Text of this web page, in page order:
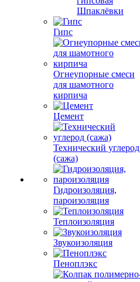
Шпаклёвки
Гипс
Огнеупорные смеси
для шамотного
кирпича
Цемент
Технический углерод
(сажа)
Гидроизоляция,
пароизоляция
Теплоизоляция
Звукоизоляция
Пеноплэкс